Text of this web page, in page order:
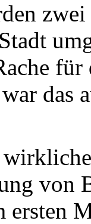
das
von
ersten